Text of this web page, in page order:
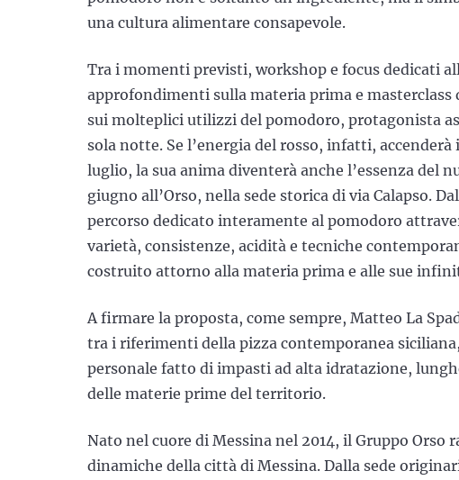
una cultura alimentare consapevole.
Tra i momenti previsti, workshop e focus dedicati
approfondimenti sulla materia prima e
sui molteplici utilizzi del pomodoro, protagonista
sola notte. Se l’energia del rosso, infatti, accenderà
luglio, la sua anima diventerà anche l’essenza del
giugno all’Orso, nella sede storica di via Calapso.
percorso dedicato interamente al pomodoro
varietà, consistenze, acidità e tecniche
costruito attorno alla materia prima e alle sue
A firmare la proposta, come sempre, Matteo La
tra i riferimenti della pizza contemporanea
personale fatto di impasti ad alta idratazione,
delle materie prime del territorio.
Nato nel cuore di Messina nel 2014, il Gruppo
dinamiche della città di Messina. Dalla sede